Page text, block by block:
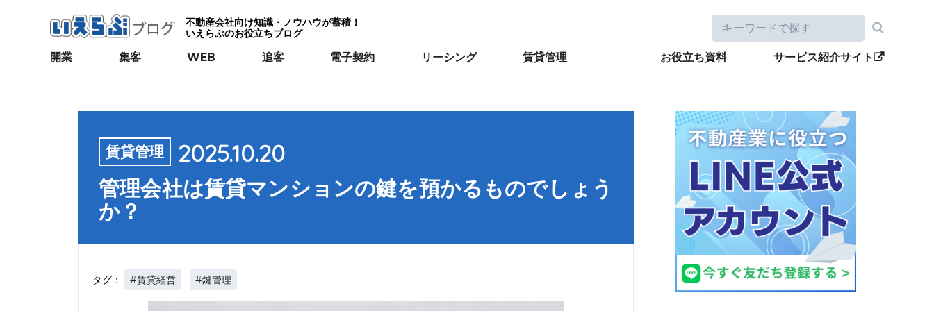
不動産会社向け知識・ノウハウが蓄積！
いえらぶのお役立ちブログ
開業 集客 WEB 追客 電子契約 リーシング 賃貸管理 お役立ち資料 サービス紹介サイト
賃貸管理 2025.10.20
管理会社は賃貸マンションの鍵を預かるものでしょう
か？
タグ： #賃貸経営 #鍵管理